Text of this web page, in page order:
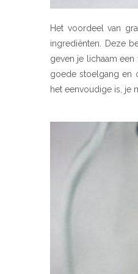
Het voordeel van
ingrediënten. Deze
geven je lichaam
goede stoelgang en
het eenvoudige is, je